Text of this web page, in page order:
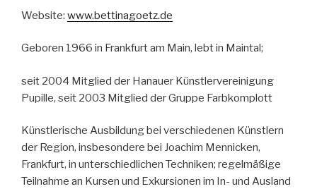
Website: www.bettinagoetz.de
Geboren 1966 in Frankfurt am Main, lebt in Maintal;
seit 2004 Mitglied der Hanauer Künstlervereinigung
Pupille, seit 2003 Mitglied der Gruppe Farbkomplott
Künstlerische Ausbildung bei verschiedenen Künstlern
der Region, insbesondere bei Joachim Mennicken,
Frankfurt, in unterschiedlichen Techniken; regelmäßige
Teilnahme an Kursen und Exkursionen im In- und Ausland